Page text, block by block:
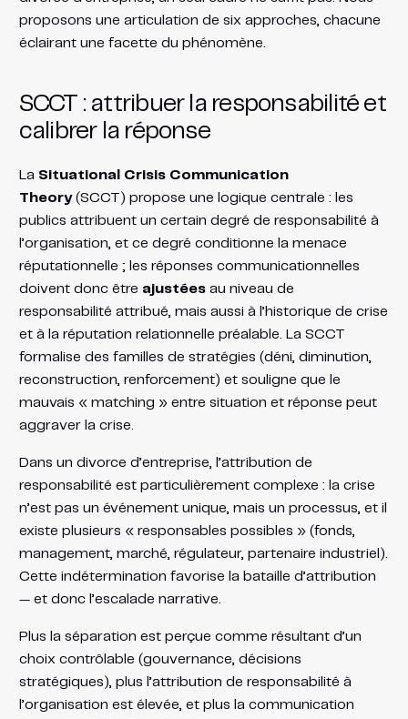
proposons une articulation de six approches, chacune
éclairant une facette du phénomène.
SCCT : attribuer la responsabilité et
calibrer la réponse
La Situational Crisis Communication
Theory(SCCT) propose une logique centrale : les
publics attribuent un certain degré de responsabilité à
l’organisation, et ce degré conditionne la menace
réputationnelle ; les réponses communicationnelles
doivent donc être ajustéesau niveau de
responsabilité attribué, mais aussi à l’historique de crise
et à la réputation relationnelle préalable. La SCCT
formalise des familles de stratégies (déni, diminution,
reconstruction, renforcement) et souligne que le
mauvais « matching » entre situation et réponse peut
aggraver la crise.
Dans un divorce d’entreprise, l’attribution de
responsabilité est particulièrement complexe : la crise
n’est pas un événement unique, mais un processus, et il
existe plusieurs « responsables possibles » (fonds,
management, marché, régulateur, partenaire industriel).
Cette indétermination favorise la bataille d’attribution
— et donc l’escalade narrative.
Plus la séparation est perçue comme résultant d’un
choix contrôlable (gouvernance, décisions
stratégiques), plus l’attribution de responsabilité à
l’organisation est élevée, et plus la communication